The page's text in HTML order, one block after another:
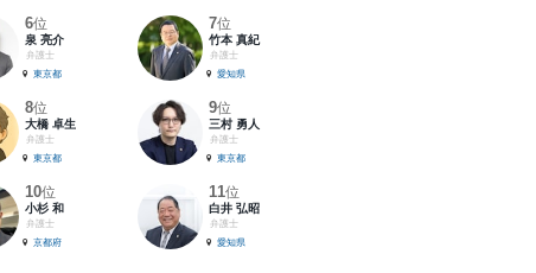
6位
泉 亮介
弁護士
東京都
7位
竹本 真紀
弁護士
愛知県
8位
大橋 卓生
弁護士
東京都
9位
三村 勇人
弁護士
東京都
10位
小杉 和
弁護士
京都府
11位
白井 弘昭
弁護士
愛知県